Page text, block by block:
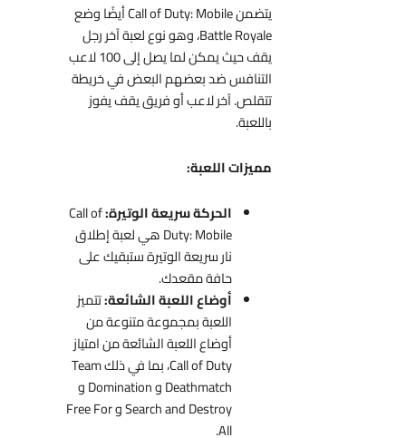
يتضمن Call of Duty: Mobile أيضًا وضع
Battle Royale، وهو نوع لعبة آخر رجل
يقف حيث يمكن لما يصل إلى 100 لاعب
التنافس ضد بعضهم البعض في خريطة
تتقلص. آخر لاعب أو فريق يقف يفوز
مميزات اللعبة:
الحركة سريعة الوتيرة:Call of
Duty: Mobile هي لعبة إطلاق
نار سريعة الوتيرة ستبقيك على
حافة مقعدك.
أوضاع اللعبة الشائعة:تتميز
اللعبة بمجموعة متنوعة من
أوضاع اللعبة الشائعة من امتياز
Call of Duty، بما في ذلك Team
Deathmatch و Domination و
Search and Destroy و Free For